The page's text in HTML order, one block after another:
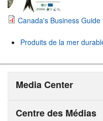
Canada's Business
Produits de la mer
Media Center
Centre des Médias